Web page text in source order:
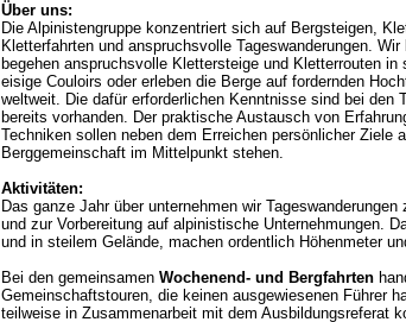
Über uns:
Die Alpinistengruppe konzentriert sich auf Bergsteigen,
Kletterfahrten und anspruchsvolle Tageswanderungen.
begehen anspruchsvolle Klettersteige und Kletterrouten in
eisige Couloirs oder erleben die Berge auf fordernden
weltweit. Die dafür erforderlichen Kenntnisse sind bei den
bereits vorhanden. Der praktische Austausch von
Techniken sollen neben dem Erreichen persönlicher Ziele
Berggemeinschaft im Mittelpunkt stehen.
Aktivitäten:
Das ganze Jahr über unternehmen wir
und zur Vorbereitung auf alpinistische Unternehmungen.
und in steilem Gelände, machen ordentlich Höhenmeter
Bei den gemeinsamen Wochenend- und Bergfahrten
Gemeinschaftstouren, die keinen ausgewiesenen Führer
teilweise in Zusammenarbeit mit dem Ausbildungsreferat